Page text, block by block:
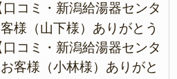
口コミ・新潟給湯器センタ
様（山下様）ありがとう
口コミ・新潟給湯器センタ
客様（小林様）ありがと